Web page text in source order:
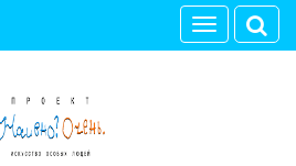
Toggle
navigation